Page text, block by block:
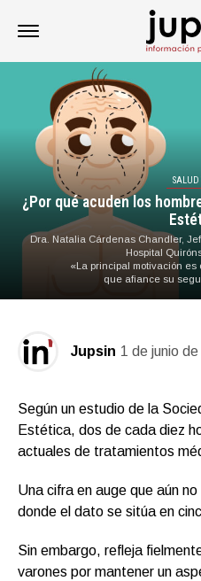
SALUD
¿Por qué acuden los
Dra. Natalia Cárdenas Chandler,
Hospital
«La principal motivación
que afiance su
Jupsin 1 de junio
Según un estudio de la
Estética, dos de cada diez
actuales de tratamientos
Una cifra en auge que aún
donde el dato se sitúa en
Sin embargo, refleja
varones por mantener un